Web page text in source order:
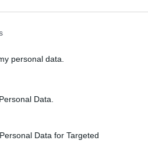
personal data.
Data.
Data for Targeted
ir Ž Pavilionio
tiesiogiai
00:04:00
specialistai įspėja apie